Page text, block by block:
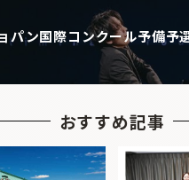
パン国際コンクール予備予
おすすめ記事